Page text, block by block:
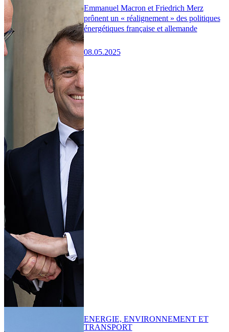
Emmanuel Macron et Friedrich Merz
prônent un « réalignement » des politiques
énergétiques française et allemande
08.05.2025
ENERGIE, ENVIRONNEMENT ET
TRANSPORT